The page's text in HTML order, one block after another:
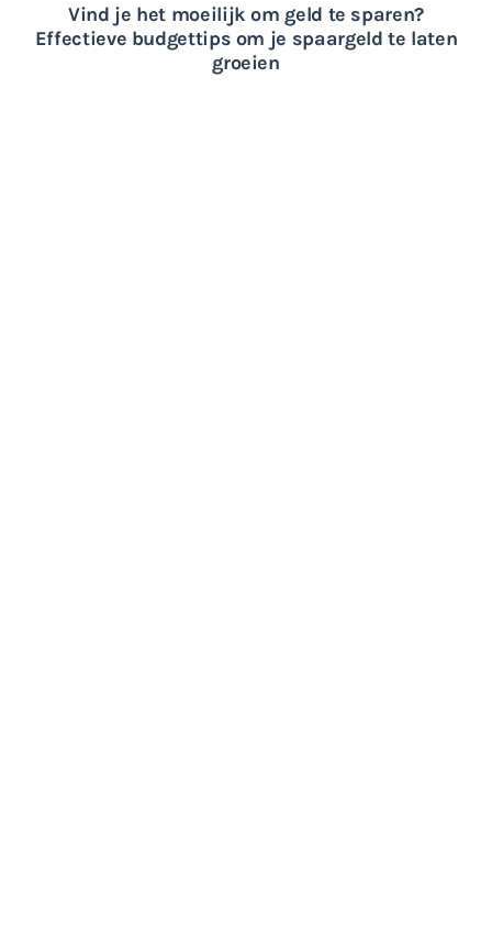
Vind je het moeilijk om geld te sparen?
Effectieve budgettips om je spaargeld te laten
groeien